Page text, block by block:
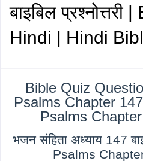
बाइबिल
Hindi | Hindi
Bible Quiz
Psalms Chapter
Psalms
भजन संहिता अध्याय 147
Psalms